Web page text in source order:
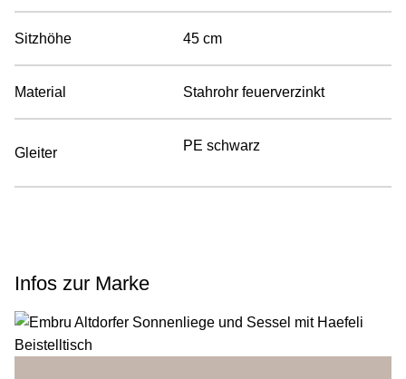
Sitzhöhe 45 cm
Material Stahrohr feuerverzinkt
Gleiter PE schwarz
Infos zur Marke